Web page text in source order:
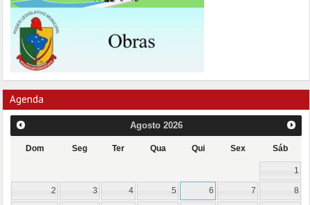
Agenda
Agosto 2026
Dom Seg Ter Qua Qui Sex Sáb
1
2 3 4 5 6 7 8